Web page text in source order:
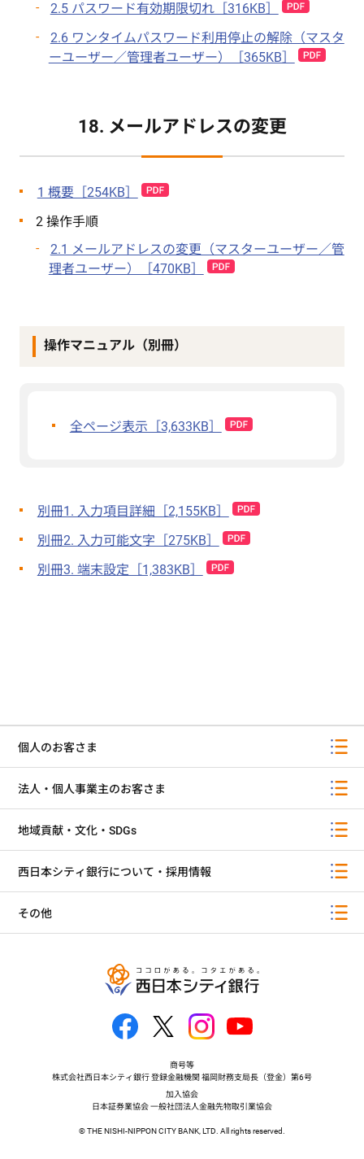
2.5 パスワード有効期限切れ［316KB］
2.6 ワンタイムパスワード利用停止の解除（マスタ
ーユーザー／管理者ユーザー）［365KB］
18. メールアドレスの変更
1 概要［254KB］
2 操作手順
2.1 メールアドレスの変更（マスターユーザー／管
理者ユーザー）［470KB］
操作マニュアル（別冊）
全ページ表示［3,633KB］
別冊1. 入力項目詳細［2,155KB］
別冊2. 入力可能文字［275KB］
別冊3. 端末設定［1,383KB］
個人のお客さま
法人・個人事業主のお客さま
地域貢献・文化・SDGs
西日本シティ銀行について・採用情報
その他
商号等
株式会社西日本シティ銀行 登録金融機関 福岡財務支局長（登金）第6号
加入協会
日本証券業協会 一般社団法人金融先物取引業協会
© THE NISHI-NIPPON CITY BANK, LTD. All rights reserved.